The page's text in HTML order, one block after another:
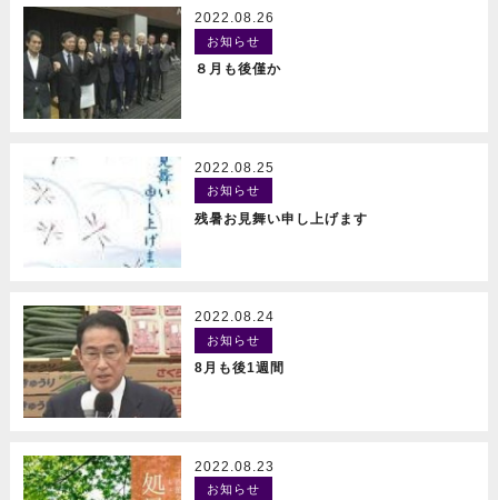
READ MORE
2022.08.26
お知らせ
８月も後僅か
READ MORE
2022.08.25
お知らせ
残暑お見舞い申し上げます
READ MORE
2022.08.24
お知らせ
8月も後1週間
2022.08.23
お知らせ